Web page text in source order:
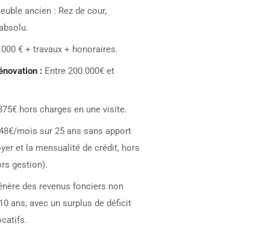
ancien : Rez de cour,
€ + travaux + honoraires.
: Entre 200.000€ et
hors charges en une visite.
mois sur 25 ans sans apport
et la mensualité de crédit, hors
gestion).
des revenus fonciers non
ans, avec un surplus de déficit